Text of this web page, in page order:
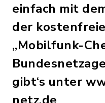
einfach mit
der
„Mobilfunk-
gibt‘s unter